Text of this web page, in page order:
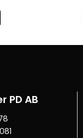
PD AB